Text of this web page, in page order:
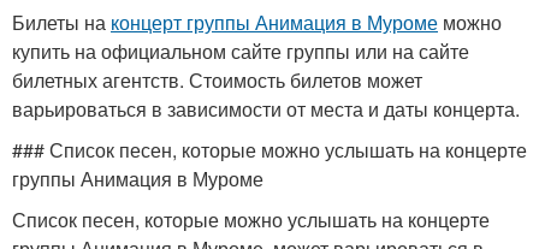
Билеты на концерт группы Анимация в Муроме можно
купить на официальном сайте группы или на сайте
билетных агентств. Стоимость билетов может
варьироваться в зависимости от места и даты концерта.
### Список песен, которые можно услышать на концерте
группы Анимация в Муроме
Список песен, которые можно услышать на концерте